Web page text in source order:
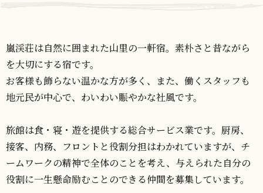
嵐渓荘は自然に囲まれた山里の一軒宿。素朴さと昔ながら
を大切にする宿です。
お客様も飾らない温かな方が多く、また、働くスタッフも
地元民が中心で、わいわい賑やかな社風です。
旅館は食・寝・遊を提供する総合サービス業です。厨房、
接客、内務、フロントと役割分担はわかれていますが、チ
ームワークの精神で全体のことを考え、与えられた自分の
役割に一生懸命励むことのできる仲間を募集しています。